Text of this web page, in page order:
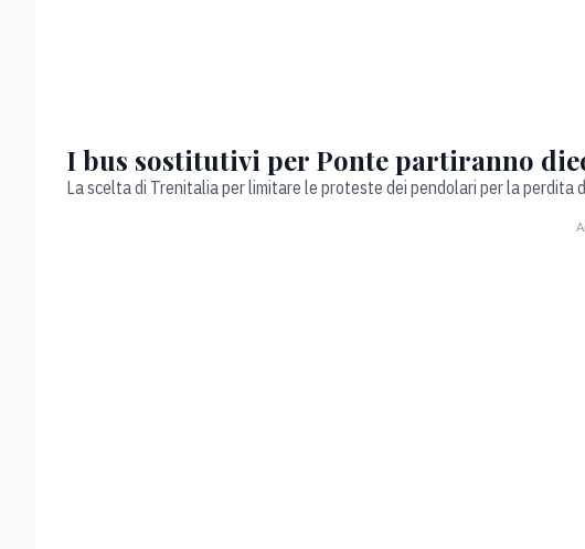
I bus sostitutivi per Ponte partiranno
La scelta di Trenitalia per limitare le proteste dei pendolari per la